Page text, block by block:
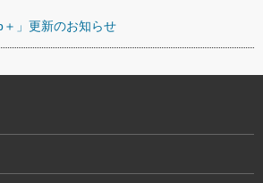
」更新のお知らせ